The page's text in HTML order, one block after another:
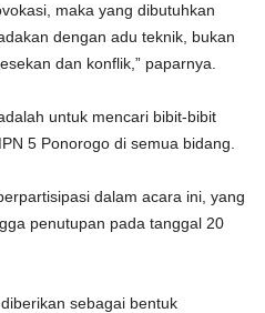
maka yang dibutuhkan
dengan adu teknik, bukan
dan konflik,” paparnya.
untuk mencari bibit-bibit
5 Ponorogo di semua bidang.
dalam acara ini, yang
penutupan pada tanggal 20
sebagai bentuk